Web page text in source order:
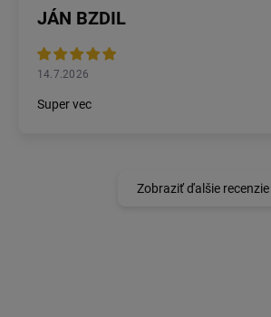
JÁN BZDIL
14.7.2026
Super vec
Zobraziť ďalšie recenzie